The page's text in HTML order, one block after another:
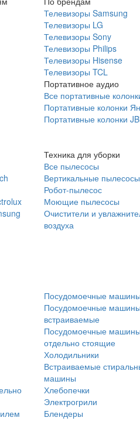
Телевизоры Samsung
Телевизоры LG
Телевизоры Sony
Телевизоры Philips
Телевизоры Hisense
Телевизоры TCL
Портативное аудио
Все портативные
Портативные колонки
Портативные колонки
Техника для уборки
Все пылесосы
Вертикальные пылесосы
Робот-пылесос
Моющие пылесосы
Очистители и
воздуха
Посудомоечные машины
Посудомоечные машины
встраиваемые
Посудомоечные машины
отдельно стоящие
Холодильники
Встраиваемые
машины
Хлебопечки
Электрогрили
Блендеры